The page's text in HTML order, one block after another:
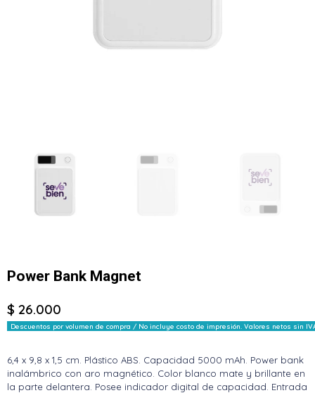
Power Bank Magnet
$ 26.000
Descuentos por volumen de compra / No incluye costo de impresión. Valores netos sin
6,4 x 9,8 x 1,5 cm. Plástico ABS. Capacidad 5000 mAh. Power bank
inalámbrico con aro magnético. Color blanco mate y brillante en
la parte delantera. Posee indicador digital de capacidad. Entrada